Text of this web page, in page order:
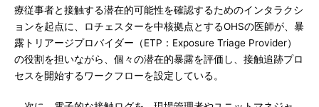
療従事者と接触する潜在的可能性を確認するためのインタラクシ
ョンを起点に、ロチェスターを中核拠点とするOHSの医師が、暴
露トリアージプロバイダー（ETP：Exposure Triage Provider）
の役割を担いながら、個々の潜在的暴露を評価し、接触追跡プロ
セスを開始するワークフローを設定している。